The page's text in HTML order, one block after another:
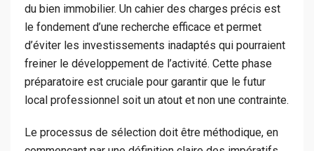
du bien immobilier. Un cahier des charges précis est
le fondement d’une recherche efficace et permet
d’éviter les investissements inadaptés qui pourraient
freiner le développement de l’activité. Cette phase
préparatoire est cruciale pour garantir que le futur
local professionnel soit un atout et non une contrainte.
Le processus de sélection doit être méthodique, en